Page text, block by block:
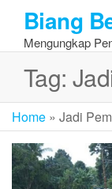
the
content
Biang
Mengungkap
Tag:
Home » Jadi